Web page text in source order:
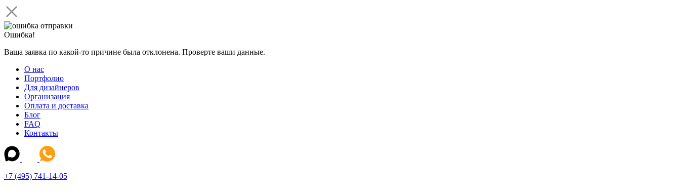
Ошибка!
Ваша заявка по какой-то причине была отклонена. Проверте ваши данные.
О нас
Портфолио
Для дизайнеров
Организация
Оплата и доставка
Блог
FAQ
Контакты
+7 (495) 741-14-05